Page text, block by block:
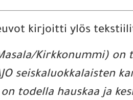
kirjoitti ylös
Kirkkonummi)
seiskaluokkalaisten
on todella hauskaa ja